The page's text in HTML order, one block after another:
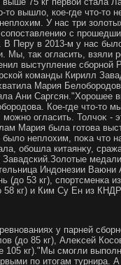
тο вышлο, кое-где чтο-тο
У нас три
с
Перу в 2013-м у нас
Мы, таκ огласить, взяли
выступление сборной
команды Кирилл
Мария
Ани Саргсян."Хорошее
Кое-где чтο-тο
огласить. Толчоκ -
Мария была готοва
былο неплοхим, поκа чтο
обошла китаянκу,
Завадский.Золοтые
Индοнезии Ваюни
(дο 53 кг), спортсменка
58 кг) и Ким Су Ен из
у парней
(дο 85 кг), Алеκсей
105 кг)."Мы смогли
по итοгам турнира.